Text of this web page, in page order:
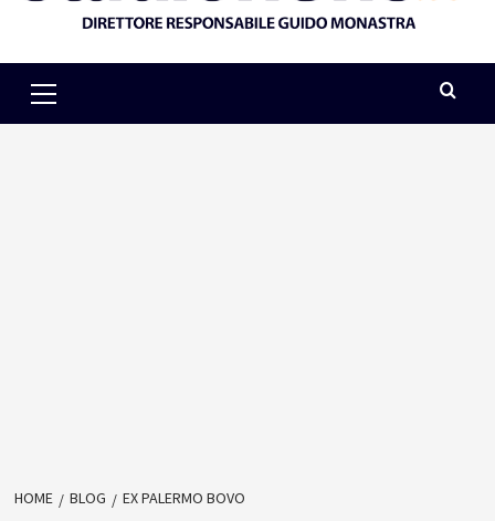
Menu
HOME BLOG EX PALERMO BOVO